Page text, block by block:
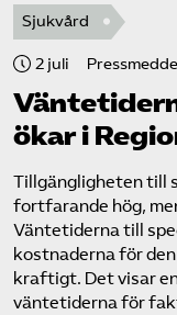
Sjukvård
2 juli
ökar i
Tillgängligheten till
fortfarande hög,
Väntetiderna till
kostnaderna för
kraftigt. Det visar
väntetiderna för